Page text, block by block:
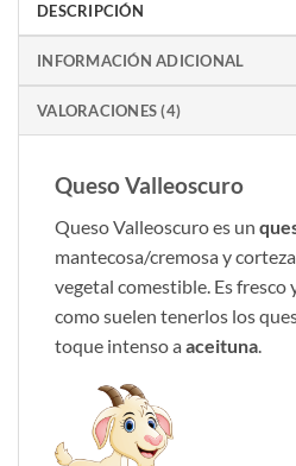
DESCRIPCIÓN
INFORMACIÓN ADICIONAL
VALORACIONES (4)
Queso Valleoscuro
Queso Valleoscuro es un
mantecosa/cremosa y
vegetal comestible. Es fresco
como suelen tenerlos los
toque intenso a aceituna